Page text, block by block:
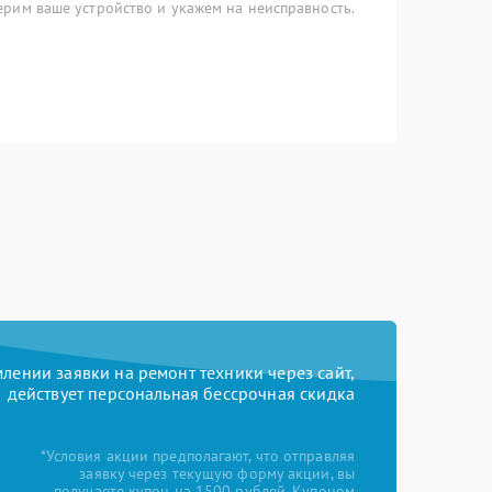
ваше устройство и укажем на неисправность.
заявки на ремонт техники через сайт,
действует персональная бессрочная скидка
*Условия акции предполагают, что отправляя
заявку через текущую форму акции, вы